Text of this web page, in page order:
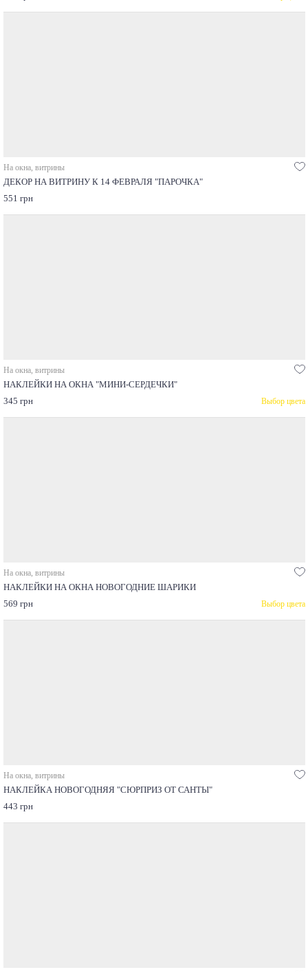
На окна, витрины
ДЕКОР НА ВИТРИНУ К 14 ФЕВРАЛЯ "ПАРОЧКА"
551 грн
На окна, витрины
НАКЛЕЙКИ НА ОКНА "МИНИ-СЕРДЕЧКИ"
345 грн
Выбор цвета
На окна, витрины
НАКЛЕЙКИ НА ОКНА НОВОГОДНИЕ ШАРИКИ
569 грн
Выбор цвета
На окна, витрины
НАКЛЕЙКА НОВОГОДНЯЯ "СЮРПРИЗ ОТ САНТЫ"
443 грн